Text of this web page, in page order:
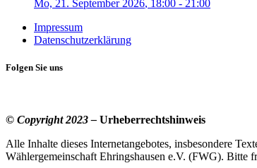
Mo, 21. September 2026, 18:00 - 21:00
Impressum
Datenschutzerklärung
Folgen Sie uns
© Copyright 2023 – Urheberrechtshinweis
Alle Inhalte dieses Internetangebotes, insbesondere
Wählergemeinschaft Ehringshausen e.V. (FWG). Bitte